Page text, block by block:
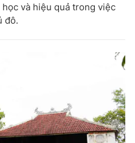
và hiệu quả trong việc
đô.